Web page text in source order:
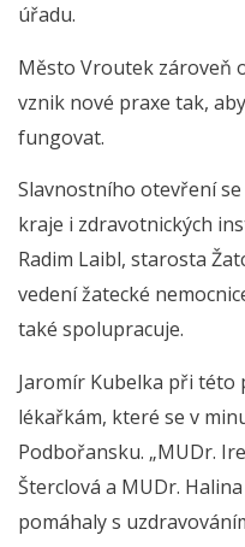
úřadu.
Město Vroutek zároveň
vznik nové praxe tak,
fungovat.
Slavnostního otevření
kraje i zdravotnických
Radim Laibl, starosta
vedení žatecké
také spolupracuje.
Jaromír Kubelka při této
lékařkám, které se v
Podbořansku. „MUDr.
Šterclová a MUDr.
pomáhaly s